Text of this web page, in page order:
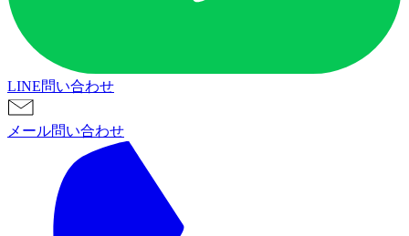
LINE問い合わせ
メール問い合わせ